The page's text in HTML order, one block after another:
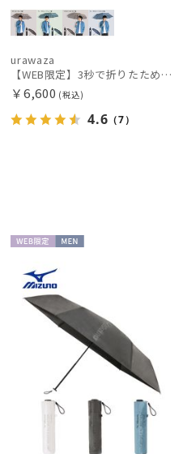
urawaza
【WEB限定】3秒で折りたためる傘 自動開閉折りたたみ傘 ウラワザ（urawaz） チェック / ストライプ 大きめ60cm
￥6,600 (税込)
4.6 （7）